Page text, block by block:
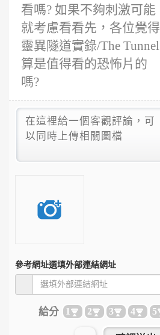
看嗎? 如果不夠刺激可能
就考慮看看先，各位覺得
靈異隧道實錄/The Tunnel
算是值得看的恐怖片的
嗎?
參考網址選填外部連結網址
給分 1 2 3 4 5